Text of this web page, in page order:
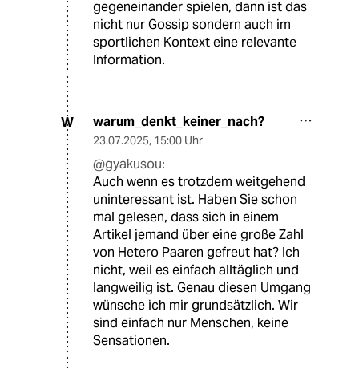
gegeneinander spielen, dann ist das
nicht nur Gossip sondern auch im
sportlichen Kontext eine relevante
Information.
W warum_denkt_keiner_nach?
23.07.2025, 15:00 Uhr
@gyakusou:
Auch wenn es trotzdem weitgehend
uninteressant ist. Haben Sie schon
mal gelesen, dass sich in einem
Artikel jemand über eine große Zahl
von Hetero Paaren gefreut hat? Ich
nicht, weil es einfach alltäglich und
langweilig ist. Genau diesen Umgang
wünsche ich mir grundsätzlich. Wir
sind einfach nur Menschen, keine
Sensationen.